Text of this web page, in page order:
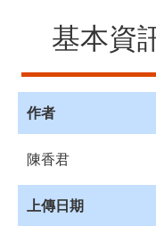
專
頁
基本資
作者
陳香君
上傳日期